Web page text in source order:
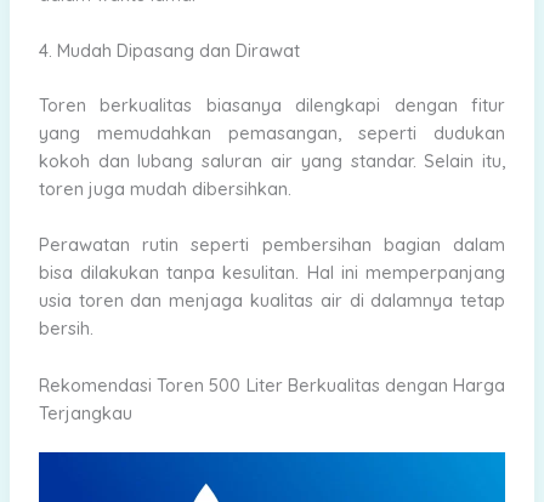
4. Mudah Dipasang dan Dirawat
Toren berkualitas biasanya dilengkapi dengan fitur
yang memudahkan pemasangan, seperti dudukan
kokoh dan lubang saluran air yang standar. Selain itu,
toren juga mudah dibersihkan.
Perawatan rutin seperti pembersihan bagian dalam
bisa dilakukan tanpa kesulitan. Hal ini memperpanjang
usia toren dan menjaga kualitas air di dalamnya tetap
bersih.
Rekomendasi Toren 500 Liter Berkualitas dengan Harga
Terjangkau